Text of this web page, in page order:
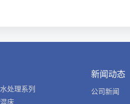
水处理系列
混床
新闻动态
公司新闻